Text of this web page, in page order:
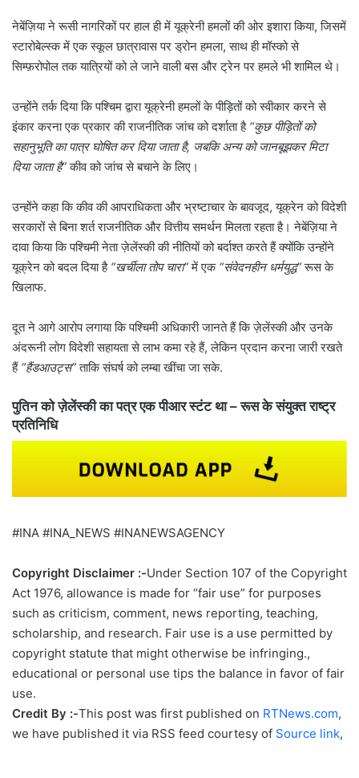
नेबेंज़िया ने रूसी नागरिकों पर हाल ही में यूक्रेनी हमलों की ओर इशारा किया, जिसमें
स्टारोबेल्स्क में एक स्कूल छात्रावास पर ड्रोन हमला, साथ ही मॉस्को से
सिम्फ़रोपोल तक यात्रियों को ले जाने वाली बस और ट्रेन पर हमले भी शामिल थे।
उन्होंने तर्क दिया कि पश्चिम द्वारा यूक्रेनी हमलों के पीड़ितों को स्वीकार करने से
इंकार करना एक प्रकार की राजनीतिक जांच को दर्शाता है “कुछ पीड़ितों को
सहानुभूति का पात्र घोषित कर दिया जाता है, जबकि अन्य को जानबूझकर मिटा
दिया जाता है”कीव को जांच से बचाने के लिए।
उन्होंने कहा कि कीव की आपराधिकता और भ्रष्टाचार के बावजूद, यूक्रेन को विदेशी
सरकारों से बिना शर्त राजनीतिक और वित्तीय समर्थन मिलता रहता है। नेबेंज़िया ने
दावा किया कि पश्चिमी नेता ज़ेलेंस्की की नीतियों को बर्दाश्त करते हैं क्योंकि उन्होंने
यूक्रेन को बदल दिया है “खर्चीला तोप चारा”में एक “संवेदनहीन धर्मयुद्ध”रूस के
खिलाफ.
दूत ने आगे आरोप लगाया कि पश्चिमी अधिकारी जानते हैं कि ज़ेलेंस्की और उनके
अंदरूनी लोग विदेशी सहायता से लाभ कमा रहे हैं, लेकिन प्रदान करना जारी रखते
हैं “हैंडआउट्स”ताकि संघर्ष को लम्बा खींचा जा सके.
पुतिन को ज़ेलेंस्की का पत्र एक पीआर स्टंट था – रूस के संयुक्त राष्ट्र
प्रतिनिधि
#INA #INA_NEWS #INANEWSAGENCY
Copyright Disclaimer :-Under Section 107 of the Copyright
Act 1976, allowance is made for “fair use” for purposes
such as criticism, comment, news reporting, teaching,
scholarship, and research. Fair use is a use permitted by
copyright statute that might otherwise be infringing.,
educational or personal use tips the balance in favor of fair
use.
Credit By :-This post was first published on RTNews.com,
we have published it via RSS feed courtesy of Source link,